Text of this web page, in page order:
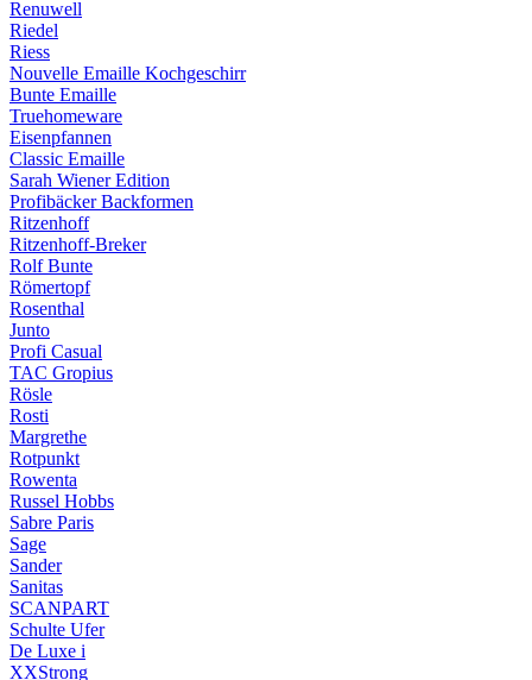
Renuwell
Riedel
Riess
Nouvelle Emaille Kochgeschirr
Bunte Emaille
Truehomeware
Eisenpfannen
Classic Emaille
Sarah Wiener Edition
Profibäcker Backformen
Ritzenhoff
Ritzenhoff-Breker
Rolf Bunte
Römertopf
Rosenthal
Junto
Profi Casual
TAC Gropius
Rösle
Rosti
Margrethe
Rotpunkt
Rowenta
Russel Hobbs
Sabre Paris
Sage
Sander
Sanitas
SCANPART
Schulte Ufer
De Luxe i
XXStrong